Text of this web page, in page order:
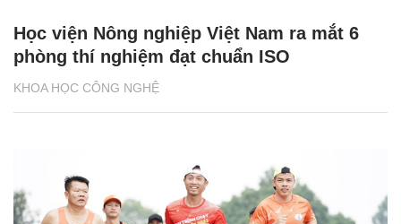
KHOA HỌC CÔNG NGHỆ
Học viện Nông nghiệp Việt Nam ra mắt 6
phòng thí nghiệm đạt chuẩn ISO